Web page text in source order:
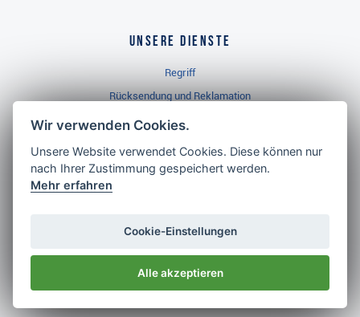
Unsere Dienste
Regriff
Rücksendung und Reklamation
Widerrufsbelehrung
Golf Brothers.de
Neuheiten
Impressum
Wir verwenden Cookies.
Unsere Website verwendet Cookies. Diese können nur
nach Ihrer Zustimmung gespeichert werden.
Mehr erfahren
Cookie-Einstellungen
Alle akzeptieren